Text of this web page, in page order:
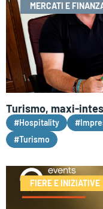
MERCATI E
Turismo, maxi-
#Hospitality
#Turismo
FIERE E INIZIATIVE